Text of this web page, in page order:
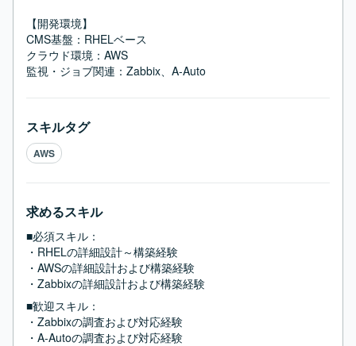
【開発環境】
CMS基盤：RHELベース
クラウド環境：AWS
監視・ジョブ関連：Zabbix、A-Auto
スキルタグ
AWS
求めるスキル
■必須スキル：
・RHELの詳細設計～構築経験
・AWSの詳細設計および構築経験
・Zabbixの詳細設計および構築経験
■歓迎スキル：
・Zabbixの調査および対応経験
・A-Autoの調査および対応経験